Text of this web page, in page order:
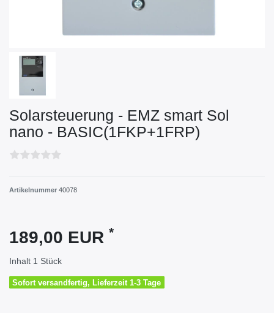
Solarsteuerung - EMZ smart Sol
nano - BASIC(1FKP+1FRP)
Artikelnummer 40078
189,00 EUR *
Inhalt 1 Stück
Sofort versandfertig, Lieferzeit 1-3 Tage